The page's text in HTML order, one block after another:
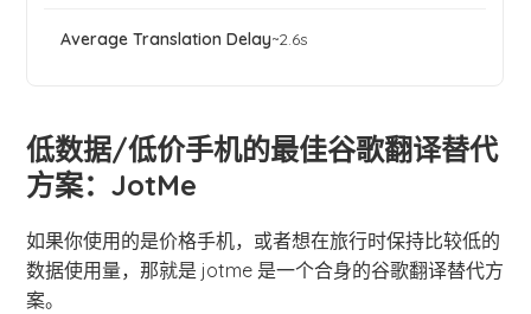
~2.6s
低数据/低价手机的最佳谷歌翻译替代
方案：JotMe
如果你使用的是价格手机，或者想在旅行时保持比较低的
数据使用量，那就是 jotme 是一个合身的谷歌翻译替代方
案。